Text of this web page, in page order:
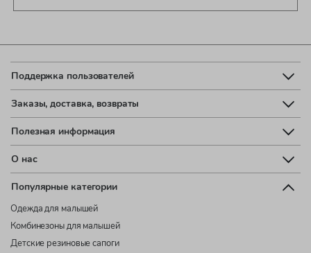
Поддержка пользователей
Заказы, доставка, возвраты
Полезная информация
О нас
Популярные категории
Одежда для малышей
Комбинезоны для малышей
Детские резиновые сапоги